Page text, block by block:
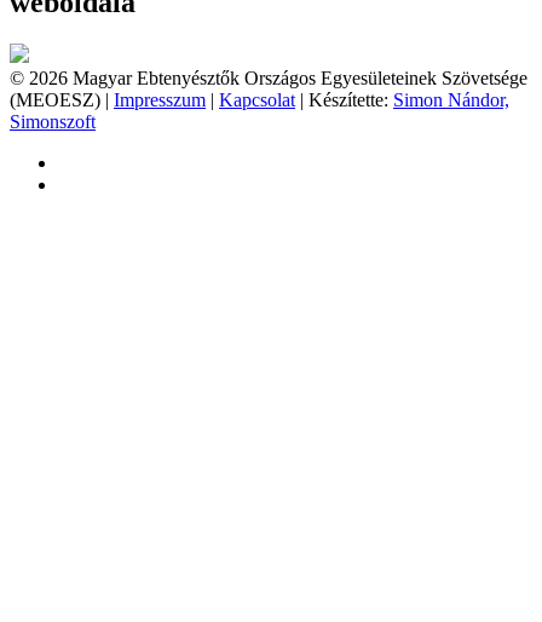
© 2026 Magyar Ebtenyésztők Országos Egyesületeinek Szövetsége
(MEOESZ) | Impresszum | Kapcsolat | Készítette: Simon Nándor,
Simonszoft